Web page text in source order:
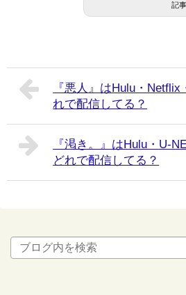
記
『悪人』はHulu・
れで配信してる？
『渇き。』はHulu・U-
どれで配信してる？